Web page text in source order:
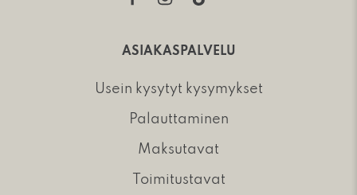
ASIAKASPALVELU
Usein kysytyt kysymykset
Palauttaminen
Maksutavat
Toimitustavat